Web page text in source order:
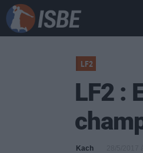
LF2
LF2 :
Kach